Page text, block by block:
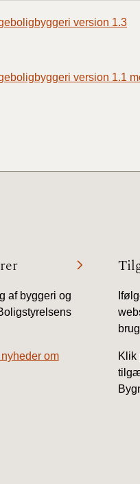
BR18 (10/
BR18 (4/7-
BR18 (1/
BR18 (1/
version 1.3
version 1.1
af byggeri og
om
Klik